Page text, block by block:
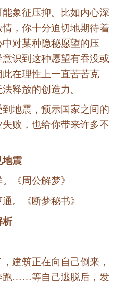
象征压抑。比如内心深
，你十分迫切地期待着
对某种隐秘愿望的压
识到这种愿望有吞没或
在理性上一直苦苦克
释放的创造力。
地震，预示国家之间的
败，也给你带来许多不
地震
《周公解梦》
。《断梦秘书》
析
建筑正在向自己倒来，
跑……等自己逃脱后，发